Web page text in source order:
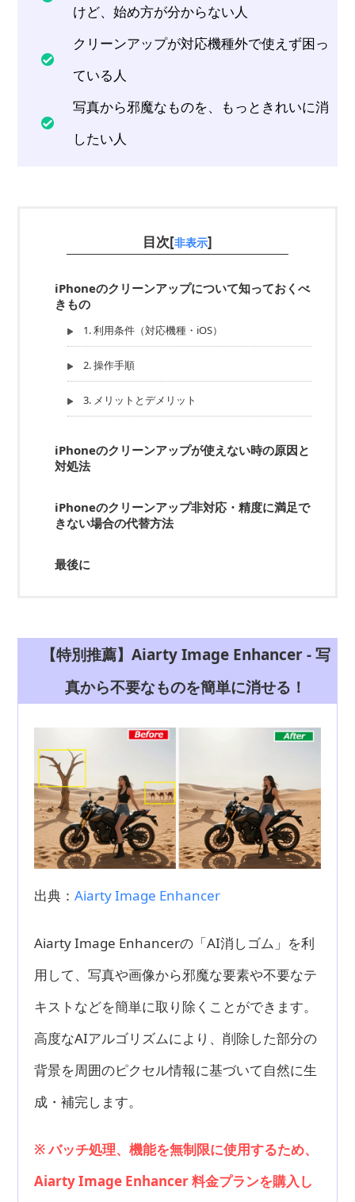
けど、始め方が分からない人
クリーンアップが対応機種外で使えず困っ
ている人
写真から邪魔なものを、もっときれいに消
したい人
目次[非表示]
iPhoneのクリーンアップについて知っておくべ
きもの
1. 利用条件（対応機種・iOS）
2. 操作手順
3. メリットとデメリット
iPhoneのクリーンアップが使えない時の原因と
対処法
iPhoneのクリーンアップ非対応・精度に満足で
きない場合の代替方法
最後に
【特別推薦】Aiarty Image Enhancer - 写
真から不要なものを簡単に消せる！
出典：Aiarty Image Enhancer
Aiarty Image Enhancerの「AI消しゴム」を利
用して、写真や画像から邪魔な要素や不要なテ
キストなどを簡単に取り除くことができます。
高度なAIアルゴリズムにより、削除した部分の
背景を周囲のピクセル情報に基づいて自然に生
成・補完します。
※ バッチ処理、機能を無制限に使用するため、
Aiarty Image Enhancer 料金プランを購入し